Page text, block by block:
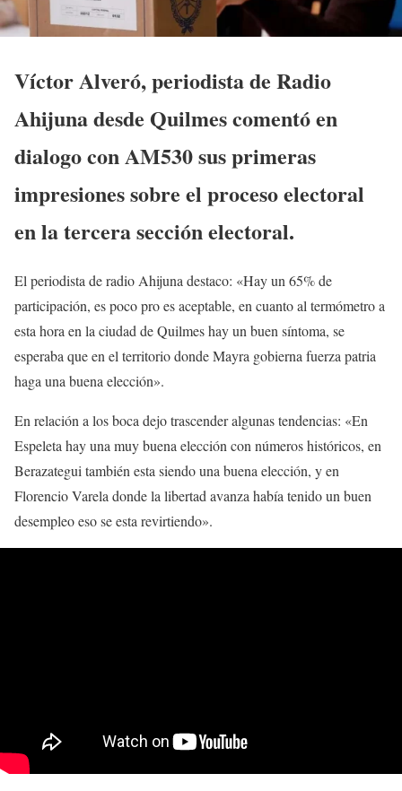
Víctor Alveró, periodista de Radio
Ahijuna desde Quilmes comentó en
dialogo con AM530 sus primeras
impresiones sobre el proceso electoral
en la tercera sección electoral.
El periodista de radio Ahijuna destaco: «Hay un 65% de
participación, es poco pro es aceptable, en cuanto al termómetro a
esta hora en la ciudad de Quilmes hay un buen síntoma, se
esperaba que en el territorio donde Mayra gobierna fuerza patria
haga una buena elección».
En relación a los boca dejo trascender algunas tendencias: «En
Espeleta hay una muy buena elección con números históricos, en
Berazategui también esta siendo una buena elección, y en
Florencio Varela donde la libertad avanza había tenido un buen
desempleo eso se esta revirtiendo».